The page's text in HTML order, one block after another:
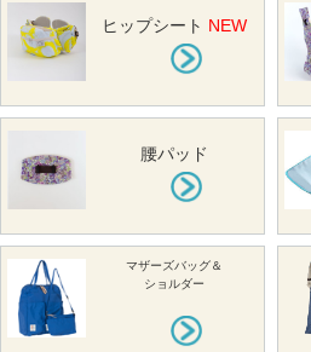
ヒップシート NEW
腰パッド
マザーズバッグ＆
ショルダー